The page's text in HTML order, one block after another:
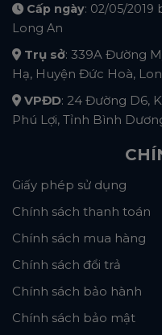
Cấp ngày: 02/05/2019
Long An
Trụ sở: 339A Đường
Hạ, Huyện Đức Hoà,
VPĐD: 24 Đường D6,
Phú Lợi, Tỉnh Bình
Giấy phép sử dụng
Chính sách thanh toán
Chính sách mua hàng
Chính sách đổi trả
Chính sách bảo hành
Chính sách bảo mật